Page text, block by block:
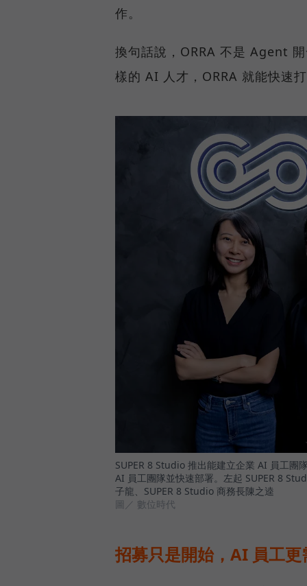
作。
換句話說，ORRA 不是 Agent
樣的 AI 人才，ORRA 就能快速
SUPER 8 Studio 推出能建立企業 AI 員工團
AI 員工團隊並快速部署。左起 SUPER 8
子龍、SUPER 8 Studio 商務長陳之逵
圖／ 數位時代
招募只是開始，AI 員工更